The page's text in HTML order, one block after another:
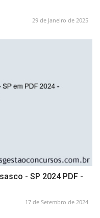
29 de Janeiro de 2025
- SP 2024 PDF -
17 de Setembro de 2024